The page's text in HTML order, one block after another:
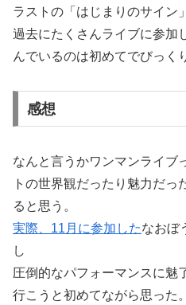
ラストの「はじまりのサイン
過去にたくさんライブに参加
んでいるのは初めてでびっく
感想
なんと言うかワンマンライブ
トの世界観だったり魅力だ
ると思う。
実際、11月に参加したなおぼ
し
圧倒的なパフォーマンスに魅
行こうと初めてながら思った。